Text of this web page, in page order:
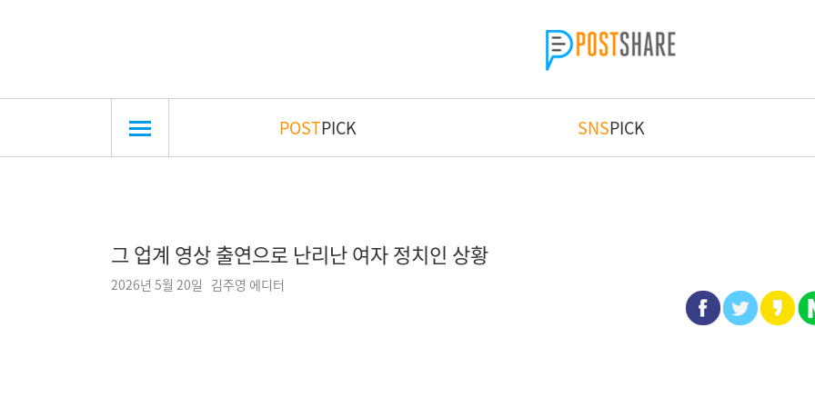
POSTPICK SNSPICK
그 업계 영상 출연으로 난리난 여자 정치인 상황
2026년 5월 20일 김주영 에디터